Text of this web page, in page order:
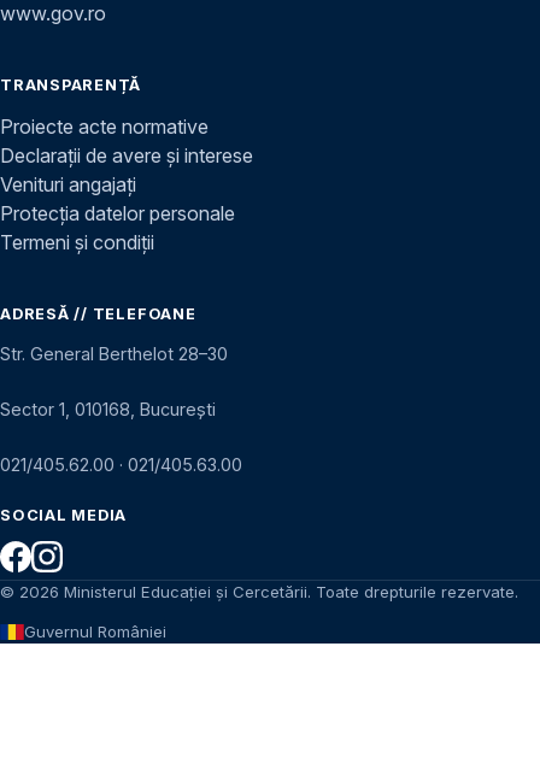
www.gov.ro
TRANSPARENȚĂ
Proiecte acte normative
Declarații de avere și interese
Venituri angajați
Protecția datelor personale
Termeni și condiții
ADRESĂ // TELEFOANE
Str. General Berthelot 28–30
Sector 1, 010168, București
021/405.62.00 · 021/405.63.00
SOCIAL MEDIA
© 2026 Ministerul Educației și Cercetării. Toate drepturile rezervate.
Guvernul României